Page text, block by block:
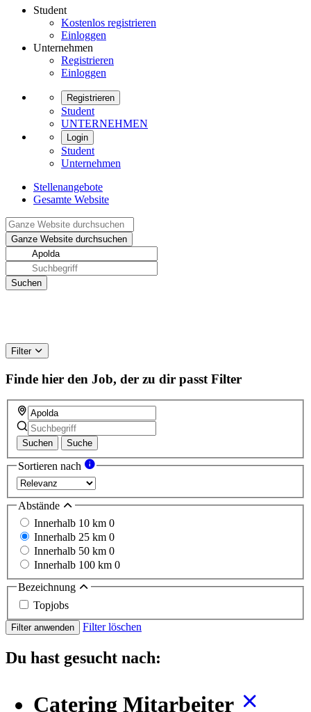
Student
Kostenlos registrieren
Einloggen
Unternehmen
Registrieren
Einloggen
Registrieren
Student
UNTERNEHMEN
Login
Student
Unternehmen
Stellenangebote
Gesamte Website
Filter
Finde hier den Job, der zu dir passt Filter
Suchen Suche
Sortieren nach
Abstände
Innerhalb 10 km 0
Innerhalb 25 km 0
Innerhalb 50 km 0
Innerhalb 100 km 0
Bezeichnung
Topjobs
Filter anwenden Filter löschen
Du hast gesucht nach:
Catering Mitarbeiter